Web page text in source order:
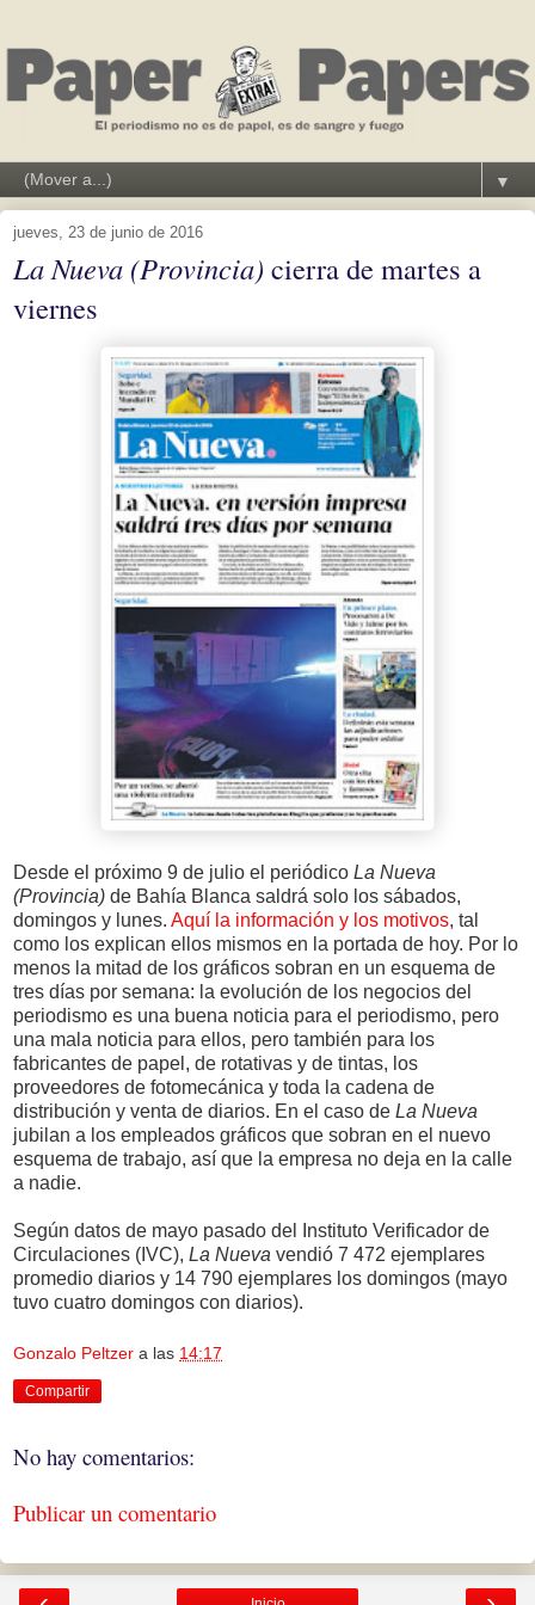
▼
jueves, 23 de junio de 2016
La Nueva (Provincia) cierra de martes a
viernes
Desde el próximo 9 de julio el periódico La Nueva
(Provincia) de Bahía Blanca saldrá solo los sábados,
domingos y lunes. Aquí la información y los motivos, tal
como los explican ellos mismos en la portada de hoy. Por lo
menos la mitad de los gráficos sobran en un esquema de
tres días por semana: la evolución de los negocios del
periodismo es una buena noticia para el periodismo, pero
una mala noticia para ellos, pero también para los
fabricantes de papel, de rotativas y de tintas, los
proveedores de fotomecánica y toda la cadena de
distribución y venta de diarios. En el caso de La Nueva
jubilan a los empleados gráficos que sobran en el nuevo
esquema de trabajo, así que la empresa no deja en la calle
a nadie.
Según datos de mayo pasado del Instituto Verificador de
Circulaciones (IVC), La Nueva vendió 7 472 ejemplares
promedio diarios y 14 790 ejemplares los domingos (mayo
tuvo cuatro domingos con diarios).
Gonzalo Peltzer a las 14:17
Compartir
No hay comentarios:
Publicar un comentario